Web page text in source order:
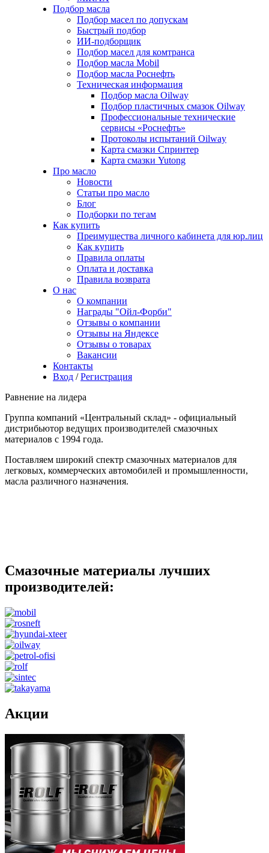
Подбор масла
Подбор масел по допускам
Быстрый подбор
ИИ-подборщик
Подбор масел для комтранса
Подбор масла Mobil
Подбор масла Роснефть
Техническая информация
Подбор масла Oilway
Подбор пластичных смазок Oilway
Профессиональные технические
сервисы «Роснефть»
Протоколы испытаний Oilway
Карта смазки Спринтер
Карта смазки Yutong
Про масло
Новости
Статьи про масло
Блог
Подборки по тегам
Как купить
Преимущества личного кабинета для юр.лиц
Как купить
Правила оплаты
Оплата и доставка
Правила возврата
О нас
О компании
Награды "Ойл-Форби"
Отзывы о компании
Отзывы на Яндексе
Отзывы о товарах
Вакансии
Контакты
Вход / Регистрация
Равнение на лидера
Группа компаний «Центральный склад» - официальный
дистрибьютор ведущих производителей смазочных
материалов с 1994 года.
Поставляем широкий спектр смазочных материалов для
легковых, коммерческих автомобилей и промышленности,
масла различного назначения.
Смазочные материалы лучших
производителей:
Акции